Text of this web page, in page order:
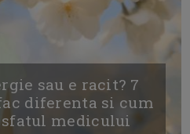
sau e racit? 7
diferenta si cum
medicului